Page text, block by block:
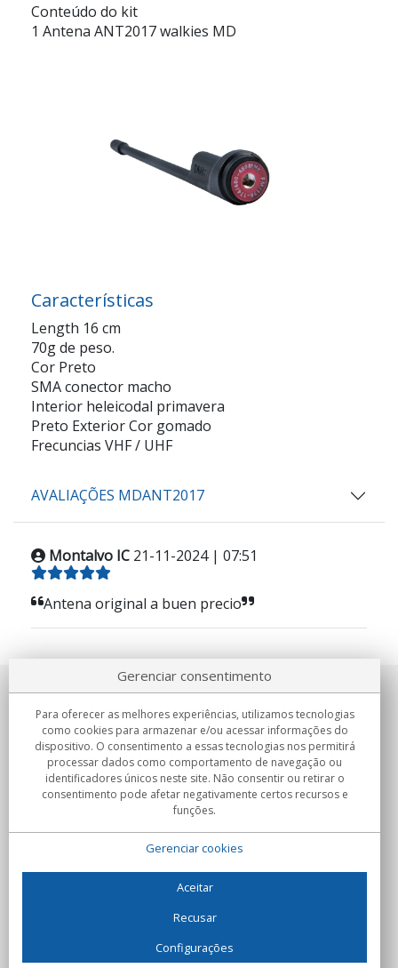
Conteúdo do kit
1 Antena ANT2017 walkies MD
Características
Length 16 cm
70g de peso.
Cor Preto
SMA conector macho
Interior heleicodal primavera
Preto Exterior Cor gomado
Frecuncias VHF / UHF
AVALIAÇÕES MDANT2017
Montalvo IC 21-11-2024 | 07:51
Antena original a buen precio
Sobre nosotros
Compromissos
Compras
C/Flassaders, 13, Nave 6, 08130 Santa Perpètua de Mogoda
Gerenciar consentimento
Para oferecer as melhores experiências, utilizamos tecnologias
como cookies para armazenar e/ou acessar informações do
dispositivo. O consentimento a essas tecnologias nos permitirá
processar dados como comportamento de navegação ou
identificadores únicos neste site. Não consentir ou retirar o
consentimento pode afetar negativamente certos recursos e
funções.
Gerenciar cookies
Aceitar
Recusar
Configurações